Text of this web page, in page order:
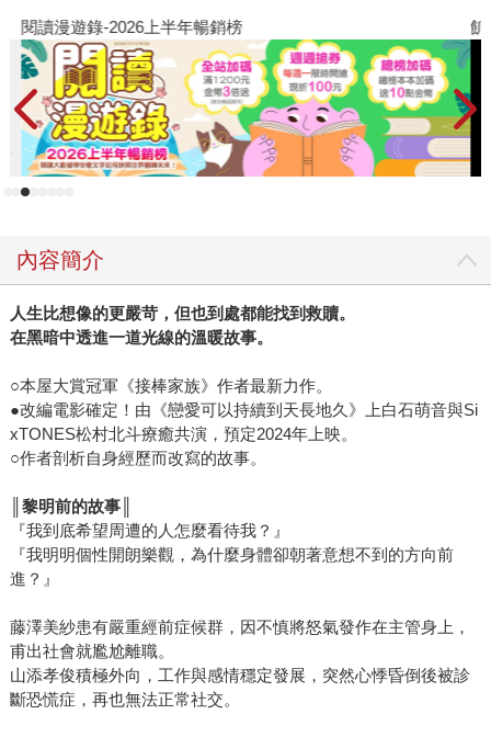
女性的價值嗎？所以，如果主角是性格不怎麼好，又年紀稍
長的女人要死去的故事，又會呈現出什麼樣貌？」 因此本書
的主人公片倉唯於焉誕生——這個在她四十年的人生裡，只
有賺錢、省錢、存錢這三件事重要的單身女性。她撇除任何
的娛樂生活，認為凡事都只有自己才能倚靠，並且貫徹不去
麻煩別人的生活準則。 故事第一章節便以唯跟同事之間的對
話展開，同為四十歲的女性，一個是肯花大錢追星、打扮自
子。透過兩人對話，許多社會的現實面被點出來，並帶出主
角為何產生如此的生活態度。作者透過細膩書寫主角與他人
（醫師、同事、家人、男主角）的互動和對話，也逐步勾勒
出一種立體的女性樣貌——也就是現在逐漸覺醒、懂得以自
己為優先的現代女性。 然而，回到最開始的問題：人為什麼
要進入一段關係中？ 對於唯來說，談戀愛、結婚都是不符成
本的「經濟活動」。但得知自己只剩一年壽命，出現了（懷
抱其他意圖）朝她主動靠近的對象時，她竟反過來主動提
圍下，而這種選擇，是否也出於她內心幽微的孤寂感？一旦
有了連結和相處，就有所謂觸碰底線、踩雷的狀況發生，而
她是否也被迫面對自己尚未成熟的那一面？她是否要透過與
他人不斷互動，才能觸及自己內心深處最真實的想法？ 雖說
「餘命」是故事的背景框架，我卻覺得它是催化劑，催動了
男女主角各自停滯的人生。這類故事通常較少加入男性觀
點，作者卻用了快三分之一的篇幅去琢磨男主角的視角，是
相當令人驚喜的閱讀體驗。不僅能了解男主角對於女生的看
閱讀漫遊錄-2026上半年暢銷榜 飢
內容簡介
人生比想像的更嚴苛，但也到處都能找到救贖。
在黑暗中透進一道光線的溫暖故事。
○本屋大賞冠軍《接棒家族》作者最新力作。
●改編電影確定！由《戀愛可以持續到天長地久》上白石萌音與Si
xTONES松村北斗療癒共演，預定2024年上映。
○作者剖析自身經歷而改寫的故事。
黎明前的故事║
『我到底希望周遭的人怎麼看待我？』
『我明明個性開朗樂觀，為什麼身體卻朝著意想不到的方向前
進？』
藤澤美紗患有嚴重經前症候群，因不慎將怒氣發作在主管身上，
甫出社會就尷尬離職。
山添孝俊積極外向，工作與感情穩定發展，突然心悸昏倒後被診
斷恐慌症，再也無法正常社交。